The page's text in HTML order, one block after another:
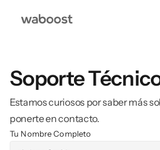
Soporte
Estamos curiosos por saber más
ponerte en contacto.
Tu Nombre Completo